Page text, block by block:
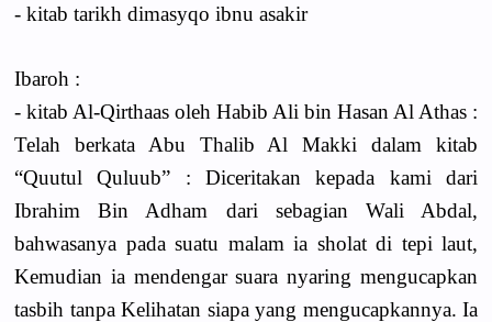
- kitab tarikh dimasyqo ibnu asakir
Ibaroh :
- kitab Al-Qirthaas oleh Habib Ali bin Hasan Al Athas :
Telah berkata Abu Thalib Al Makki dalam kitab
“Quutul Quluub” : Diceritakan kepada kami dari
Ibrahim Bin Adham dari sebagian Wali Abdal,
bahwasanya pada suatu malam ia sholat di tepi laut,
Kemudian ia mendengar suara nyaring mengucapkan
tasbih tanpa Kelihatan siapa yang mengucapkannya. Ia